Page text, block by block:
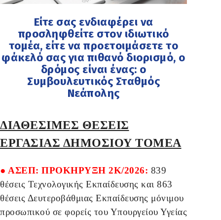
Είτε σας ενδιαφέρει να
προσληφθείτε στον ιδιωτικό
τομέα, είτε να προετοιμάσετε το
φάκελό σας για πιθανό διορισμό, ο
δρόμος είναι ένας: ο
Συμβουλευτικός Σταθμός
Νεάπολης
ΔΙΑΘΕΣΙΜΕΣ ΘΕΣΕΙΣ
ΕΡΓΑΣΙΑΣ ΔΗΜΟΣΙΟΥ TOMEA
● ΑΣΕΠ: ΠΡΟΚΗΡΥΞΗ 2Κ/2026: 839
θέσεις Τεχνολογικής Εκπαίδευσης και 863
θέσεις Δευτεροβάθμιας Εκπαίδευσης μόνιμου
προσωπικού σε φορείς του Υπουργείου Υγείας